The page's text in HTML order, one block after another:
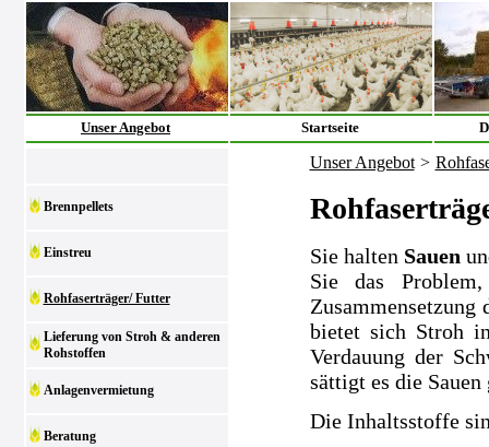
Unser Angebot Startseite
Brennpellets
Einstreu
Rohfaserträger/ Futter
Lieferung von Stroh & anderen
Rohstoffen
Anlagenvermietung
Beratung
Unser Angebot >
Sie halten Sauen
Sie das
bietet sich Stroh
Verdauung der
sättigt es die Sauen
Die Inhaltsstoffe